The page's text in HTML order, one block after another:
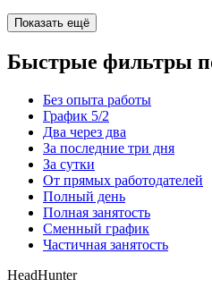
Показать ещё
Быстрые фильтры
Без опыта работы
График 5/2
Два через два
За последние три дня
За сутки
От прямых работодателей
Полный день
Полная занятость
Сменный график
Частичная занятость
HeadHunter